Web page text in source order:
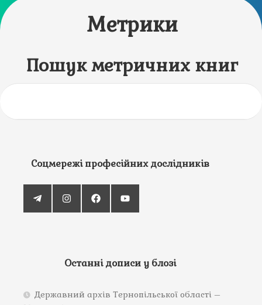
Метрики
Пошук метричних книг
Соцмережі професійних дослідників
Останні дописи у блозі
Державний архів Тернопільської області –